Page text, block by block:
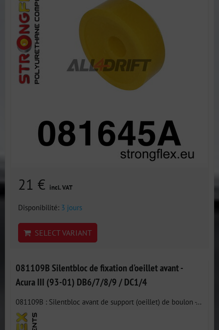
21 € incl. VAT
Disponibilité: 3 jours
SELECT VARIANT
081109B Silentbloc de fixation d'oeillet avant -
Acura III (93-01) DB6/7/8/9 / DC1/4
081109B : Silentbloc avant de support (oeillet) de boulon -...